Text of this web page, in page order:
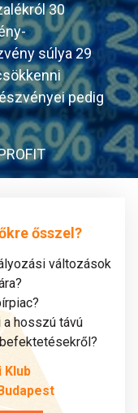
30
súlya 29
pedig
ősszel?
változások
hosszú távú
Klub